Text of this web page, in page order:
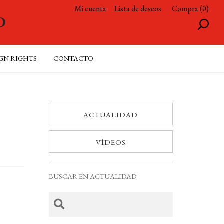
Mi cuenta Lista de deseos Compra (0)
RIGHTS CONTACTO
ACTUALIDAD
VÍDEOS
BUSCAR EN ACTUALIDAD